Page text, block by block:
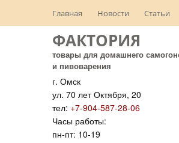
Главная Новости Статьи
ФАКТОРИЯ
товары для домашнего
и пивоварения
г. Омск
ул. 70 лет Октября, 20
тел: +7-904-587-28-06
Часы работы:
пн-пт: 10-19